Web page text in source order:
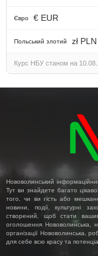
Євро € EUR
Польський злотий zł PLN
Курс НБУ станом на
Нововолинський
Тут ви знайдете багато
того, чи ви гість або
новини, події, культурні
створений, щоб стати
оголошення Нововолинська,
організації Нововолинська,
для себе всю красу та